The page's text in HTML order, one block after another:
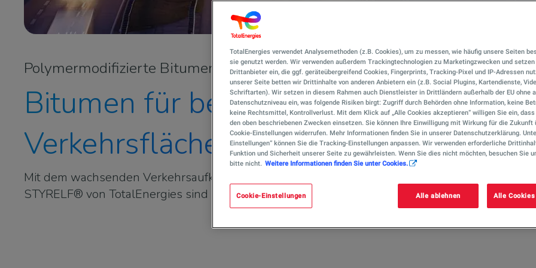
Bitumen für besonders beanspruchte
Verkehrsflächenbefestigung
Polymermodifizierte Bitumen: STYRELF®
Mit dem wachsenden Verkehrsaufkommen steigen die Anforderungen an belastbare
STYRELF® von TotalEnergies sind ideal für Asphalte höchster Ansprüche und bewähren sich
TotalEnergies verwendet Analysemethoden (z.B. Cookies), um zu messen, wie häufig unsere Seiten
sie genutzt werden. Wir verwenden außerdem Trackingtechnologien zu Marketingzwecken und
Drittanbieter ein, die ggf. geräteübergreifend Cookies, Fingerprints, Tracking-Pixel und IP-Adressen
unserer Seite betten wir Drittinhalte von anderen Anbietern ein (z.B. Social Plugins, Kartendienste,
Schriftarten). Wir setzen in diesem Rahmen auch Dienstleister in Drittländern außerhalb der EU ohne
Datenschutzniveau ein, was folgende Risiken birgt: Zugriff durch Behörden ohne Information, keine
keine Rechtsmittel, Kontrollverlust. Mit dem Klick auf „Alle Cookies akzeptieren“ willigen Sie ein,
den oben beschriebenen Zwecken einsetzen. Sie können Ihre Einwilligung mit Wirkung für die Zukunft
Cookie-Einstellungen widerrufen. Mehr Informationen finden Sie in unserer Datenschutzerklärung.
Einstellungen“ können Sie die Tracking-Einstellungen anpassen. Wir verwenden erforderliche
Funktion und Sicherheit unserer Seite zu gewährleisten. Wenn Sie dies nicht möchten, besuchen Sie
bitte nicht. Weitere Informationen finden Sie unter Cookies.
Cookie-Einstellungen Alle ablehnen Alle